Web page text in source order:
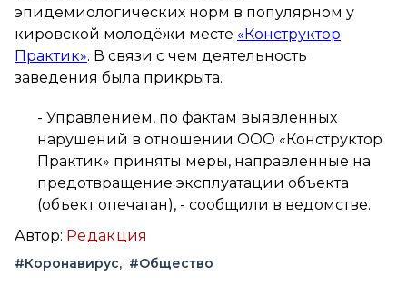
эпидемиологических норм в популярном у
кировской молодёжи месте «Конструктор
Практик». В связи с чем деятельность
заведения была прикрыта.
- Управлением, по фактам выявленных
нарушений в отношении ООО «Конструктор
Практик» приняты меры, направленные на
предотвращение эксплуатации объекта
(объект опечатан), - сообщили в ведомстве.
Автор: Редакция
#Коронавирус #Общество